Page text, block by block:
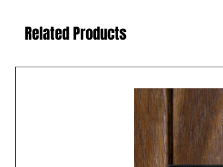
Related Products